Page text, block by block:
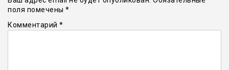
поля помечены *
Комментарий *